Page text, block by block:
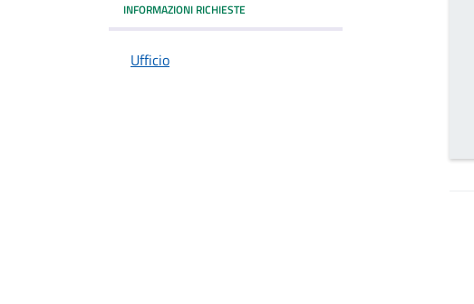
INFORMAZIONI RICHIESTE
Ufficio